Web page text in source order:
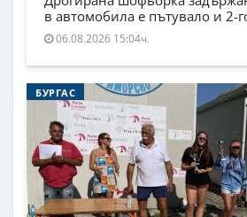
в автомобила е пътувало и 2-
06.08.2026 15:04ч.
БУРГАС